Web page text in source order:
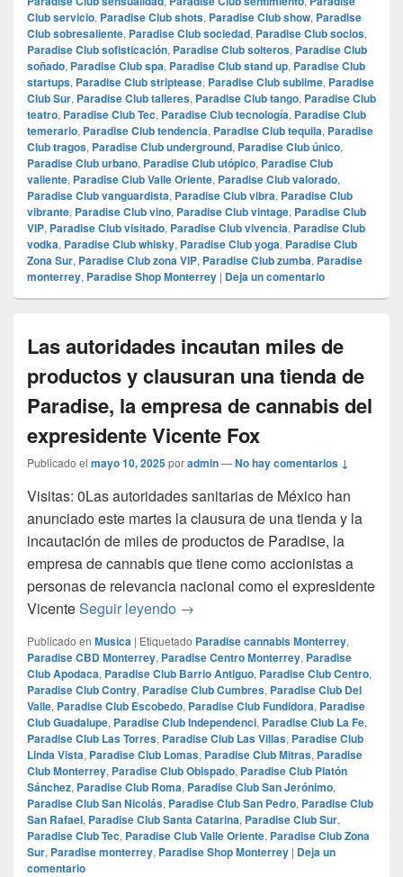
Club servicio, Paradise Club shots, Paradise Club show, Paradise
Club sobresaliente, Paradise Club sociedad, Paradise Club socios,
Paradise Club sofisticación, Paradise Club solteros, Paradise Club
soñado, Paradise Club spa, Paradise Club stand up, Paradise Club
startups, Paradise Club striptease, Paradise Club sublime, Paradise
Club Sur, Paradise Club talleres, Paradise Club tango, Paradise Club
teatro, Paradise Club Tec, Paradise Club tecnología, Paradise Club
temerario, Paradise Club tendencia, Paradise Club tequila, Paradise
Club tragos, Paradise Club underground, Paradise Club único,
Paradise Club urbano, Paradise Club utópico, Paradise Club
valiente, Paradise Club Valle Oriente, Paradise Club valorado,
Paradise Club vanguardista, Paradise Club vibra, Paradise Club
vibrante, Paradise Club vino, Paradise Club vintage, Paradise Club
VIP, Paradise Club visitado, Paradise Club vivencia, Paradise Club
vodka, Paradise Club whisky, Paradise Club yoga, Paradise Club
Zona Sur, Paradise Club zona VIP, Paradise Club zumba, Paradise
monterrey, Paradise Shop Monterrey | Deja un comentario
Las autoridades incautan miles de
productos y clausuran una tienda de
Paradise, la empresa de cannabis del
expresidente Vicente Fox
Publicado el mayo 10, 2025poradmin—No hay comentarios ↓
Visitas: 0Las autoridades sanitarias de México han
anunciado este martes la clausura de una tienda y la
incautación de miles de productos de Paradise, la
empresa de cannabis que tiene como accionistas a
personas de relevancia nacional como el expresidente
VicenteSeguir leyendo Las autoridades incautan miles
→
Publicado en Musica | Etiquetado Paradise cannabis Monterrey,
Paradise CBD Monterrey, Paradise Centro Monterrey, Paradise
Club Apodaca, Paradise Club Barrio Antiguo, Paradise Club Centro,
Paradise Club Contry, Paradise Club Cumbres, Paradise Club Del
Valle, Paradise Club Escobedo, Paradise Club Fundidora, Paradise
Club Guadalupe, Paradise Club Independenci, Paradise Club La Fe,
Paradise Club Las Torres, Paradise Club Las Villas, Paradise Club
Linda Vista, Paradise Club Lomas, Paradise Club Mitras, Paradise
Club Monterrey, Paradise Club Obispado, Paradise Club Platón
Sánchez, Paradise Club Roma, Paradise Club San Jerónimo,
Paradise Club San Nicolás, Paradise Club San Pedro, Paradise Club
San Rafael, Paradise Club Santa Catarina, Paradise Club Sur,
Paradise Club Tec, Paradise Club Valle Oriente, Paradise Club Zona
Sur, Paradise monterrey, Paradise Shop Monterrey | Deja un
comentario